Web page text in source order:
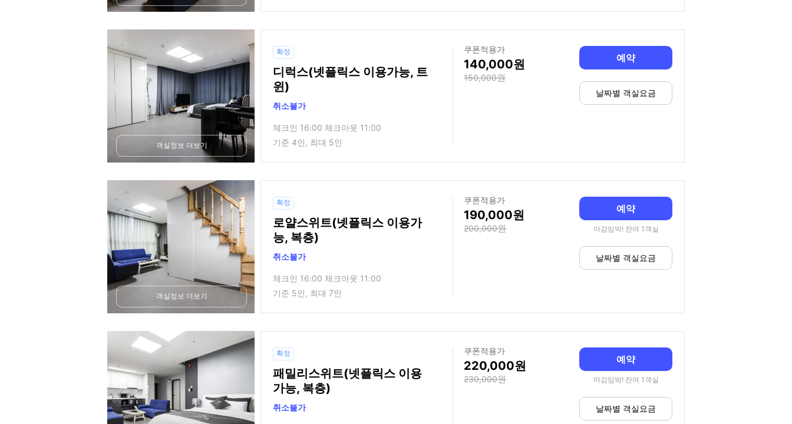
객실정보 더보기
확정
디럭스(넷플릭스 이용가능, 트
윈)
취소불가
체크인 16:00 체크아웃 11:00
기준 4인, 최대 5인
쿠폰적용가
140,000
150,000
예약
날짜별 객실요금
객실정보 더보기
확정
로얄스위트(넷플릭스 이용가
능, 복층)
취소불가
체크인 16:00 체크아웃 11:00
기준 5인, 최대 7인
쿠폰적용가
190,000
200,000
예약
마감임박! 잔여 1객실
날짜별 객실요금
확정
패밀리스위트(넷플릭스 이용
가능, 복층)
취소불가
쿠폰적용가
220,000
230,000
예약
마감임박! 잔여 1객실
날짜별 객실요금